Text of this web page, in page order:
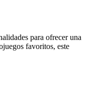
para ofrecer una
favoritos, este